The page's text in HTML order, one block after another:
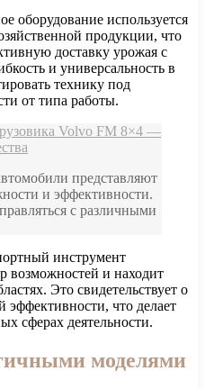
оборудование используется
продукции, что
доставку урожая с
и универсальность в
технику под
от типа работы.
Volvo FM 8×4 —
представляют
и эффективности.
с различными
инструмент
возможностей и находит
Это свидетельствует о
эффективности, что делает
сферах деятельности.
моделями